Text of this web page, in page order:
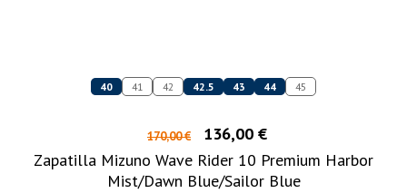
40 41 42 42.5 43 44 45
170,00 €
136,00 €
Zapatilla Mizuno Wave Rider 10 Premium Harbor
Mist/Dawn Blue/Sailor Blue